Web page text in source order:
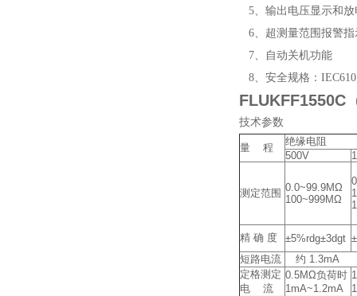
5、输出电压显示和放
6、超测量范围报警指
7、自动关机功能
8、安全规格：
FLUKFF1550C
技术参数
量 程
绝缘电阻
500V
测定范围 0.0~99.9MΩ
100~999MΩ
精 确 度 ±5%rdg±3dgt
短路电流
约 1.3mA
定格测定
电 流
0.5MΩ负荷时
1mA~1.2mA